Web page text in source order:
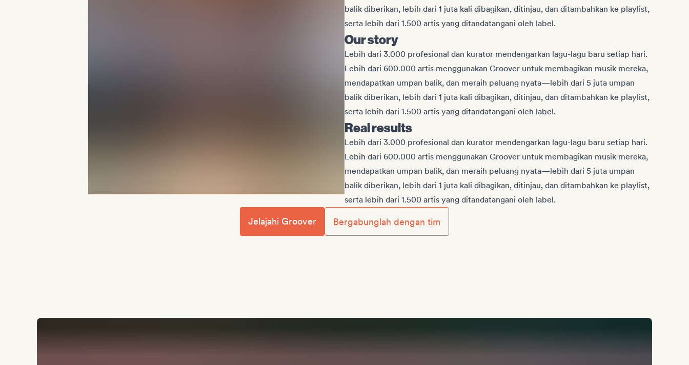
balik diberikan, lebih dari 1 juta kali dibagikan, ditinjau, dan ditambahkan ke playlist,
serta lebih dari 1.500 artis yang ditandatangani oleh label.
Our story
Lebih dari 3.000 profesional dan kurator mendengarkan lagu-lagu baru setiap hari.
Lebih dari 600.000 artis menggunakan Groover untuk membagikan musik mereka,
mendapatkan umpan balik, dan meraih peluang nyata—lebih dari 5 juta umpan
balik diberikan, lebih dari 1 juta kali dibagikan, ditinjau, dan ditambahkan ke playlist,
serta lebih dari 1.500 artis yang ditandatangani oleh label.
Real results
Lebih dari 3.000 profesional dan kurator mendengarkan lagu-lagu baru setiap hari.
Lebih dari 600.000 artis menggunakan Groover untuk membagikan musik mereka,
mendapatkan umpan balik, dan meraih peluang nyata—lebih dari 5 juta umpan
balik diberikan, lebih dari 1 juta kali dibagikan, ditinjau, dan ditambahkan ke playlist,
serta lebih dari 1.500 artis yang ditandatangani oleh label.
Jelajahi Groover Bergabunglah dengan tim